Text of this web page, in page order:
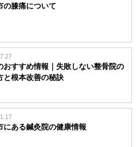
の膝痛について
おすすめ情報｜失敗しない整骨院の
と根本改善の秘訣
にある鍼灸院の健康情報